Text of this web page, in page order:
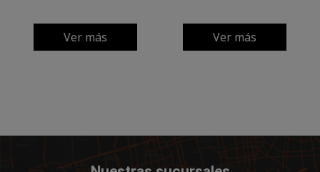
Ver más Ver más